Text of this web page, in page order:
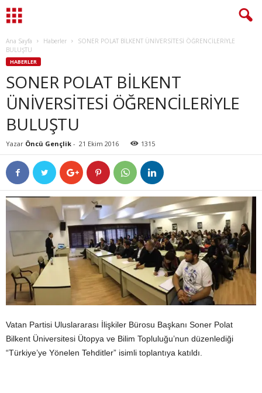
Ana Sayfa Haberler
SONER POLAT BİLKENT ÜNİVERSİTESİ ÖĞRENCİLERİYLE
BULUŞTU
HABERLER
SONER POLAT BİLKENT
ÜNİVERSİTESİ ÖĞRENCİLERİYLE
BULUŞTU
Yazar Öncü Gençlik - 21 Ekim 2016 1315
Vatan Partisi Uluslararası İlişkiler Bürosu Başkanı Soner Polat
Bilkent Üniversitesi Ütopya ve Bilim Topluluğu’nun düzenlediği
“Türkiye’ye Yönelen Tehditler” isimli toplantıya katıldı.